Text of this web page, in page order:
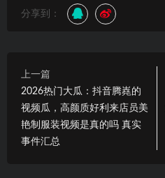
分享到：
上一篇
2026热门大瓜：抖音腾嶤的
视频瓜，高颜质好利来店员美
艳制服装视频是真的吗 真实
事件汇总